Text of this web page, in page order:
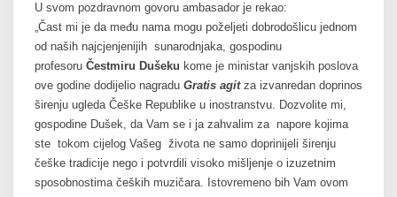
U svom pozdravnom govoru ambasador je rekao:
„Čast mi je da među nama mogu poželjeti dobrodošlicu jednom
od naših najcjenjenijih sunarodnjaka, gospodinu
profesoru Čestmiru Dušeku kome je ministar vanjskih poslova
ove godine dodijelio nagradu Gratis agitza izvanredan doprinos
širenju ugleda Češke Republike u inostranstvu. Dozvolite mi,
gospodine Dušek, da Vam se i ja zahvalim za napore kojima
ste tokom cijelog Vašeg života ne samo doprinijeli širenju
češke tradicije nego i potvrdili visoko mišljenje o izuzetnim
sposobnostima čeških muzičara. Istovremeno bih Vam ovom